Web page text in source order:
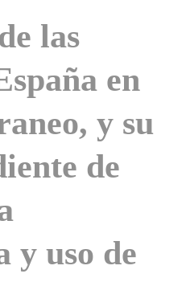
las
en
y su
de
y uso de